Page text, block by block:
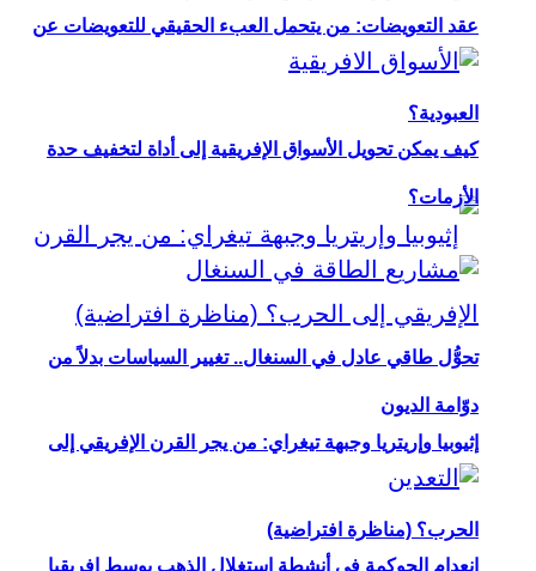
عقد التعويضات: من يتحمل العبء الحقيقي للتعويضات عن
العبودية؟
إثيوبيا وإريتريا وجبهة تيغراي: من يجر القرن الإفريقي إلى
الحرب؟ (مناظرة افتراضية)
كيف يمكن تحويل الأسواق الإفريقية إلى أداة لتخفيف حدة
الأزمات؟
تحوُّل طاقي عادل في السنغال.. تغيير السياسات بدلاً من
دوّامة الديون
انعدام الحوكمة في أنشطة استغلال الذهب بوسط إفريقيا